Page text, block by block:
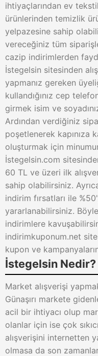
ihtiyaçlarından ev
ürünlerinden temizlik
yelpazesine sahip
vereceğiniz tüm
cazip indirimlerden
İstegelsin sitesinden
yapmanız gereken
kullandığınız cep
girmek isim ve
Ardından verdiğiniz
poşetlenerek kapınıza
oluşturmak için
İstegelsin.com
60 TL ve üzeri ilk
sahip olabilirsiniz.
indirim fırsatları ile
yararlanabilirsiniz.
indirimlere
indirimkuponum.net
kupon ve
İstegelsin Nedir?
Market alışverişi
Günaşırı markete
acil bir ihtiyacı olup
olanlar için ise çok
alışverişini internetten
olmasa da son